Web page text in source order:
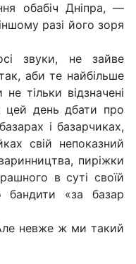
обабіч Дніпра, —
разі його зоря
звуки, не зайве
аби те найбільше
тільки відзначені
цей день дбати про
і базарчиках,
свій непоказний
пиріжки
в суті своїй
бандити «за базар
невже ж ми такий